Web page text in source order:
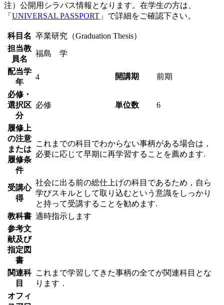
注）公開用シラバス情報となります。在学生の方は、
「 UNIVERSAL PASSPORT 」で詳細をご確認下さい。
科目名 卒業研究（Graduation Thesis）
担当教
員名
福島 学
配当学
年
4 開講期 前期
必修・
選択区
分
必修 単位数 6
履修上
の注意
または
履修条
件
これまでの科目でわからない事柄がある場合は，
必要に応じて早期に再学習することを薦めます.
受講心
得
社会に出る前の総仕上げの科目であるため，自ら
学びスキルとして取り込むという意識をしっかり
と持って受講することを勧めます.
教科書 適時指示します
参考文
献及び
指定図
書
関連科
目
これまで学習してきた事柄の全てが関連科目とな
ります．
オフィ